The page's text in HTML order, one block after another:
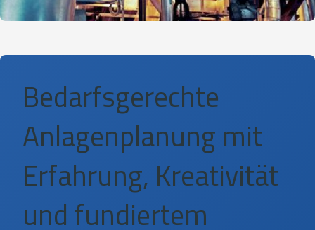
Bedarfsgerechte
Anlagenplanung mit
Erfahrung, Kreativität
und fundiertem